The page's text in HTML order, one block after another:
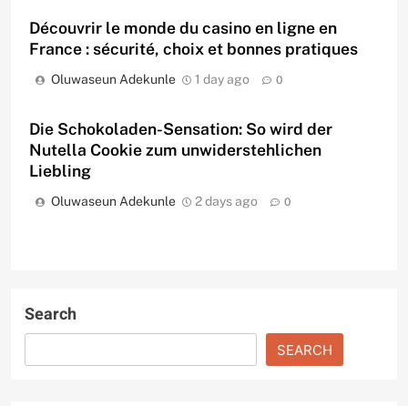
Découvrir le monde du casino en ligne en
France : sécurité, choix et bonnes pratiques
Oluwaseun Adekunle 1 day ago 0
Die Schokoladen-Sensation: So wird der
Nutella Cookie zum unwiderstehlichen
Liebling
Oluwaseun Adekunle 2 days ago 0
Search
SEARCH